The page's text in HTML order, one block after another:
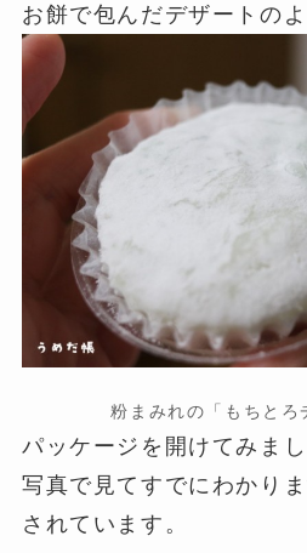
お餅で包んだデザートのよ
粉まみれの「もちとろ
パッケージを開けてみまし
写真で見てすでにわかり
されています。